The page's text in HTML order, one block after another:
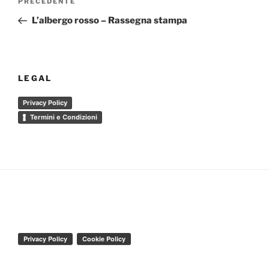
Articolo
precedente:
L’albergo rosso – Rassegna stampa
LEGAL
Privacy Policy
Termini e Condizioni